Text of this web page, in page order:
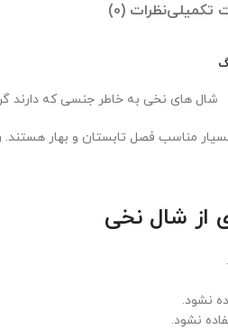
تکمیلینظرات (0)
شال های نخی به خاطر جنسی که دارند
مناسب فصل تابستان و بهار هستند. رنگ بندی و
از شال نخی